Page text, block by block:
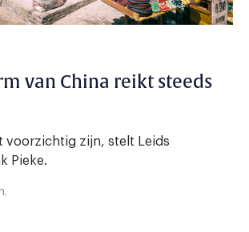
van China reikt steeds
voorzichtig zijn, stelt Leids
Pieke.